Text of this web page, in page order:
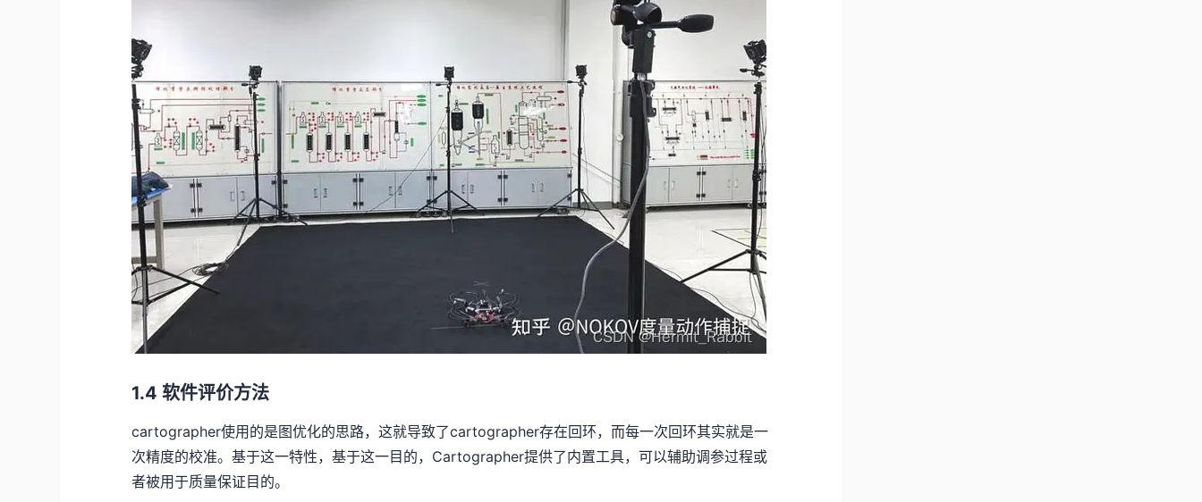
1.4 软件评价方法
cartographer使用的是图优化的思路，这就导致了cartographer存在回环，而每一次回环其实就是一
次精度的校准。基于这一特性，基于这一目的，Cartographer提供了内置工具，可以辅助调参过程或
者被用于质量保证目的。